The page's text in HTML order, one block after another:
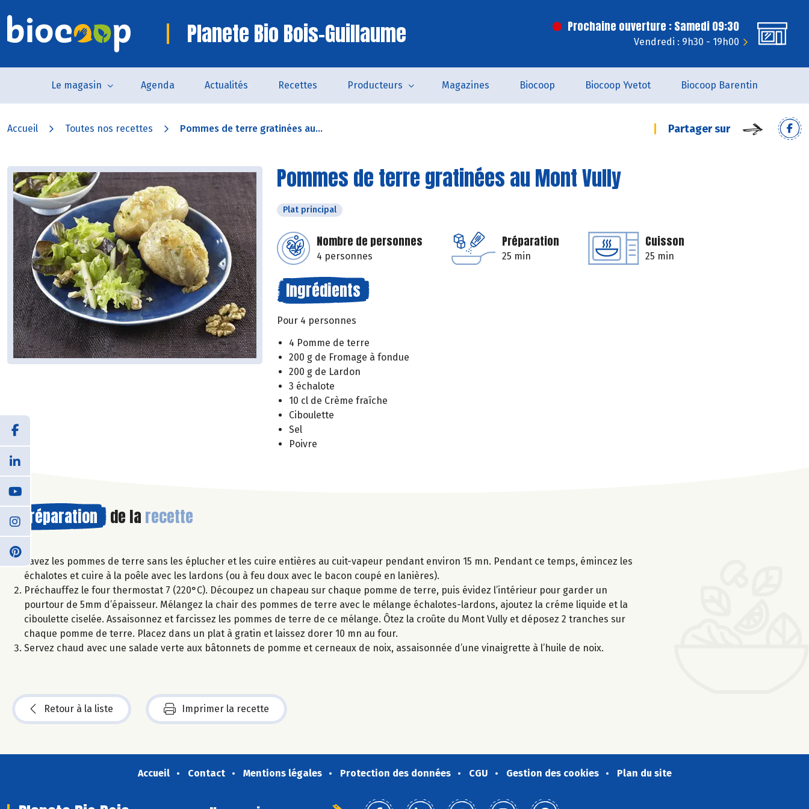
Planete Bio Bois-Guillaume Prochaine ouverture : Samedi 09:30
Vendredi : 9h30 - 19h00
Le magasin Agenda Actualités Recettes Producteurs Magazines Biocoop Biocoop Yvetot Biocoop Barentin
Accueil Toutes nos recettes Pommes de terre gratinées au... Partager sur
Pommes de terre gratinées au Mont Vully
Plat principal
Nombre de personnes
4 personnes
Préparation
25 min
Cuisson
25 min
Ingrédients
Pour 4 personnes
4 Pomme de terre
200 g de Fromage à fondue
200 g de Lardon
3 échalote
10 cl de Crème fraîche
Ciboulette
Sel
Poivre
Préparation de la recette
Lavez les pommes de terre sans les éplucher et les cuire entières au cuit-vapeur pendant environ 15 mn. Pendant ce temps, émincez les
échalotes et cuire à la poêle avec les lardons (ou à feu doux avec le bacon coupé en lanières).
Préchauffez le four thermostat 7 (220°C). Découpez un chapeau sur chaque pomme de terre, puis évidez l’intérieur pour garder un
pourtour de 5mm d’épaisseur. Mélangez la chair des pommes de terre avec le mélange échalotes-lardons, ajoutez la créme liquide et la
ciboulette ciselée. Assaisonnez et farcissez les pommes de terre de ce mélange. Ôtez la croûte du Mont Vully et déposez 2 tranches sur
chaque pomme de terre. Placez dans un plat à gratin et laissez dorer 10 mn au four.
Servez chaud avec une salade verte aux bâtonnets de pomme et cerneaux de noix, assaisonnée d’une vinaigrette à l’huile de noix.
Retour à la liste Imprimer la recette
Accueil Contact Mentions légales Protection des données CGU Gestion des cookies Plan du site